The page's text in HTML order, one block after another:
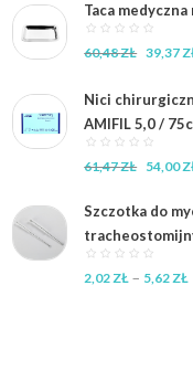
Taca medyczna
60,48ZŁ
60,48
39,37
Nici
AMIFIL 5,0 /
61,47ZŁ
61,47
54,00
Szczotka do
2,02ZŁ – 5,62ZŁ